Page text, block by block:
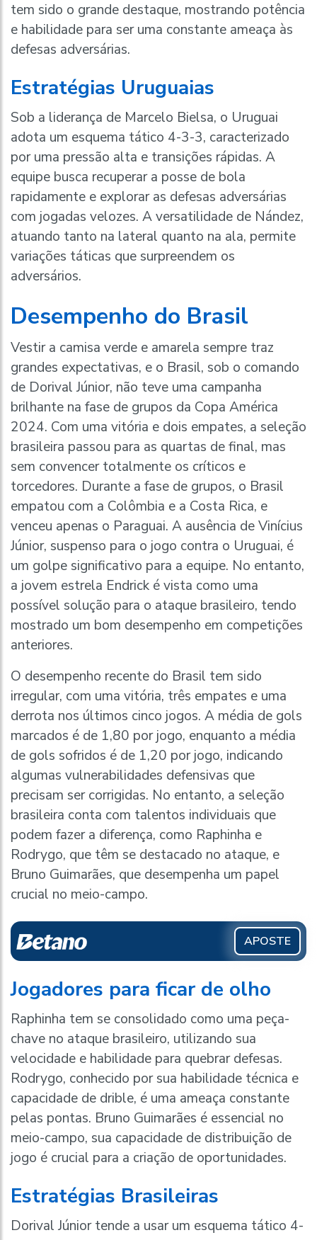
tem sido o grande destaque, mostrando potência
e habilidade para ser uma constante ameaça às
defesas adversárias.
Estratégias Uruguaias
Sob a liderança de Marcelo Bielsa, o Uruguai
adota um esquema tático 4-3-3, caracterizado
por uma pressão alta e transições rápidas. A
equipe busca recuperar a posse de bola
rapidamente e explorar as defesas adversárias
com jogadas velozes. A versatilidade de Nández,
atuando tanto na lateral quanto na ala, permite
variações táticas que surpreendem os
adversários.
Desempenho do Brasil
Vestir a camisa verde e amarela sempre traz
grandes expectativas, e o Brasil, sob o comando
de Dorival Júnior, não teve uma campanha
brilhante na fase de grupos da Copa América
2024. Com uma vitória e dois empates, a seleção
brasileira passou para as quartas de final, mas
sem convencer totalmente os críticos e
torcedores. Durante a fase de grupos, o Brasil
empatou com a Colômbia e a Costa Rica, e
venceu apenas o Paraguai. A ausência de Vinícius
Júnior, suspenso para o jogo contra o Uruguai, é
um golpe significativo para a equipe. No entanto,
a jovem estrela Endrick é vista como uma
possível solução para o ataque brasileiro, tendo
mostrado um bom desempenho em competições
anteriores.
O desempenho recente do Brasil tem sido
irregular, com uma vitória, três empates e uma
derrota nos últimos cinco jogos. A média de gols
marcados é de 1,80 por jogo, enquanto a média
de gols sofridos é de 1,20 por jogo, indicando
algumas vulnerabilidades defensivas que
precisam ser corrigidas. No entanto, a seleção
brasileira conta com talentos individuais que
podem fazer a diferença, como Raphinha e
Rodrygo, que têm se destacado no ataque, e
Bruno Guimarães, que desempenha um papel
crucial no meio-campo.
APOSTE
Jogadores para ficar de olho
Raphinha tem se consolidado como uma peça-
chave no ataque brasileiro, utilizando sua
velocidade e habilidade para quebrar defesas.
Rodrygo, conhecido por sua habilidade técnica e
capacidade de drible, é uma ameaça constante
pelas pontas. Bruno Guimarães é essencial no
meio-campo, sua capacidade de distribuição de
jogo é crucial para a criação de oportunidades.
Estratégias Brasileiras
Dorival Júnior tende a usar um esquema tático 4-